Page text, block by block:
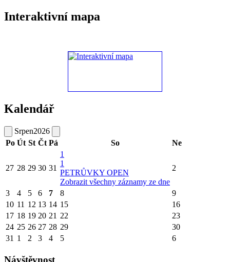
Interaktivní mapa
Kalendář
Srpen2026
Po Út St Čt Pá So Ne
27 28 29 30 31
1
1
PETRŮVKY OPEN
Zobrazit všechny záznamy ze dne
2
3 4 5 6 7 8
9
10 11 12 13 14 15
16
17 18 19 20 21 22
23
24 25 26 27 28 29
30
31 1 2 3 4 5 6
Návštěvnost